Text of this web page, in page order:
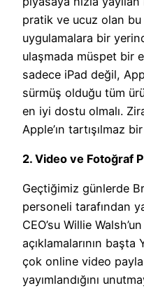
pratik ve ucuz olan
uygulamalara bir
ulaşmada müspet bir
sadece iPad değil,
sürmüş olduğu tüm
en iyi dostu olmalı.
Apple’ın tartışılmaz
2. Video ve Fotoğraf
Geçtiğimiz günlerde
personeli tarafından
CEO’su Willie
açıklamalarının
çok online video
yayımlandığını